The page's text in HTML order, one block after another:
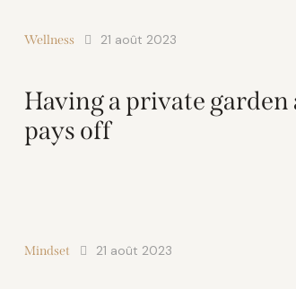
Wellness 21 août 2023
Having a private garden
pays off
Mindset 21 août 2023